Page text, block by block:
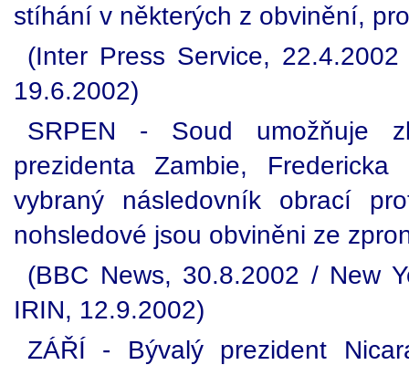
stíhání v některých z obvinění,
(Inter Press Service,
19.6.2002)
SRPEN - Soud umožňuje
prezidenta Zambie,
vybraný následovník obrací
nohsledové jsou obviněni ze
(BBC News, 30.8.2002 / New
IRIN, 12.9.2002)
ZÁŘÍ - Bývalý prezident